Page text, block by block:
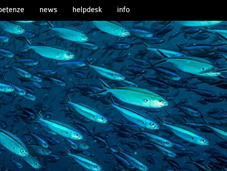
news helpdesk info